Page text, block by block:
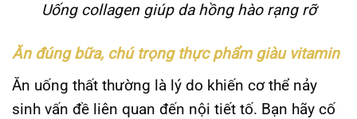
Uống collagen giúp da hồng hào rạng rỡ
Ăn đúng bữa, chú trọng thực phẩm giàu vitamin
Ăn uống thất thường là lý do khiến cơ thể nảy
sinh vấn đề liên quan đến nội tiết tố. Bạn hãy cố